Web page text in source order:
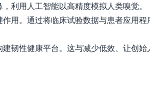
利用人工智能以高精度模拟人类嗅觉。
用。通过将临床试验数据与患者应用
韧性健康平台。这与减少低效、让创